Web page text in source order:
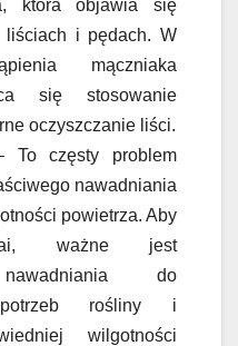
która objawia się
liściach i pędach. W
mączniaka
się stosowanie
oczyszczanie liści.
częsty problem
nawadniania
powietrza. Aby
ważne jest
do
potrzeb rośliny i
wilgotności